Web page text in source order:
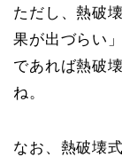
ただし、熱破
果が出づらい
であれば熱破
ね。
なお、熱破壊